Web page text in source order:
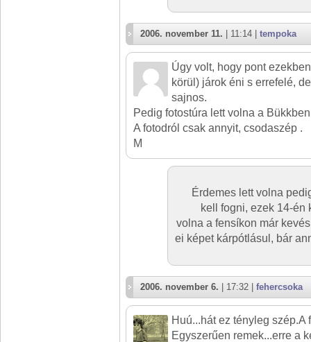
2006. november 11. | 11:14 | tempoka
Úgy volt, hogy pont
körül) járok éni s errefelé,
sajnos.
Pedig fotostúra lett volna a
A fotodról csak annyit, csodaszép .
M
Érdemes lett volna
kell fogni, ezek 14-én
volna a fensíkon már
ei képet kárpótlásul, bár
2006. november 6. | 17:32 | fehercsoka
Huú...hát ez tényleg szép.A
Egyszerűen remek...erre a